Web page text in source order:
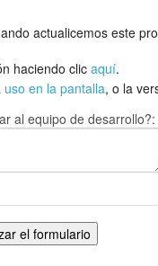
actualicemos este
haciendo clicaquí.
uso en la pantalla, o la
al equipo de desarrollo?: